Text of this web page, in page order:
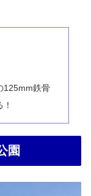
125mm鉄骨
園